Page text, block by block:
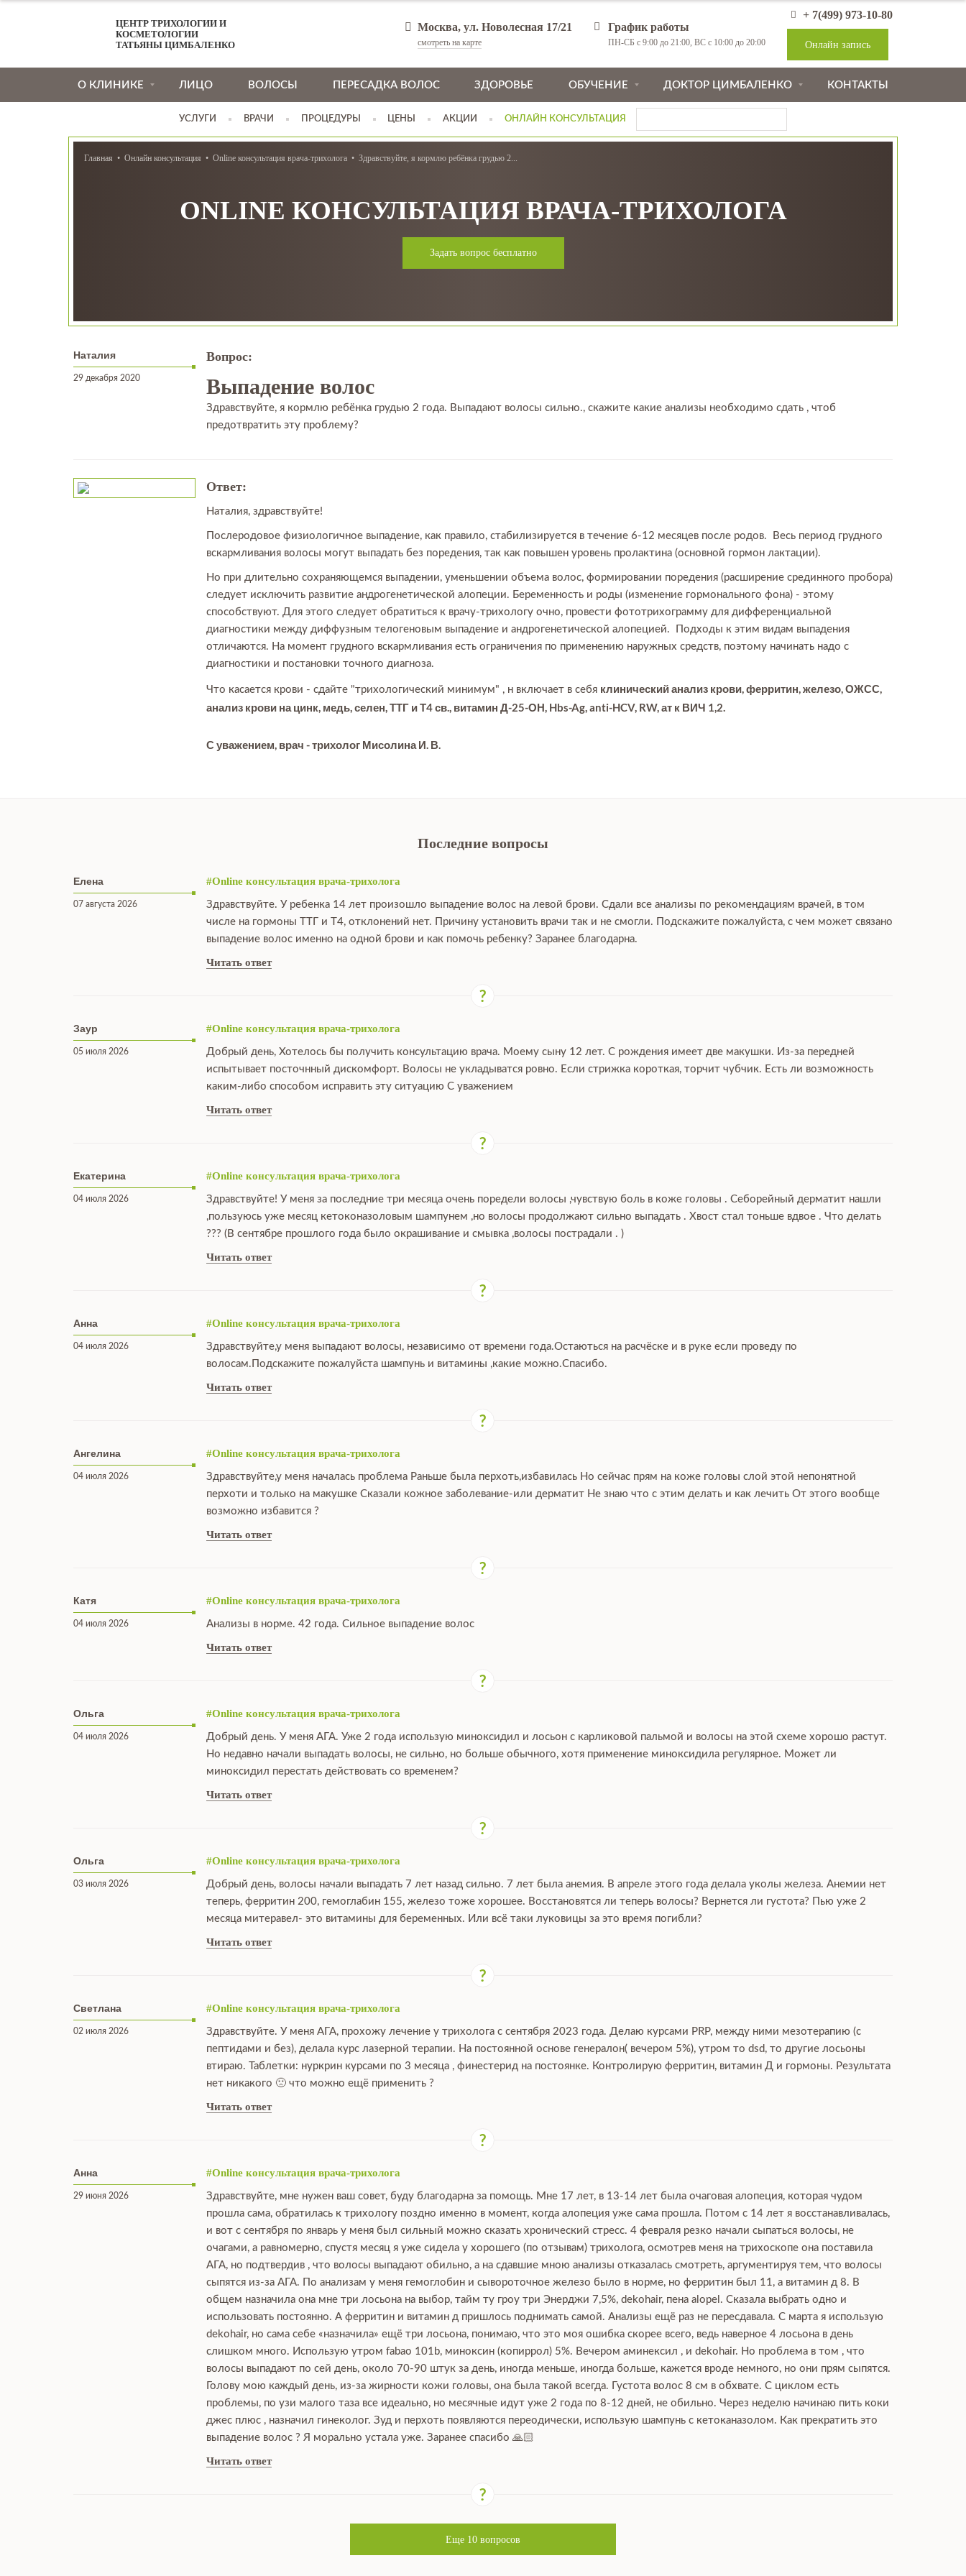
ЦЕНТР ТРИХОЛОГИИ И
КОСМЕТОЛОГИИ
ТАТЬЯНЫ ЦИМБАЛЕНКО
Москва, ул. Новолесная 17/21
смотреть на карте
График работы
ПН-СБ с 9:00 до 21:00, ВС с 10:00 до 20:00
+ 7(499) 973-10-80
Онлайн запись
О КЛИНИКЕ ЛИЦО ВОЛОСЫ ПЕРЕСАДКА ВОЛОС ЗДОРОВЬЕ ОБУЧЕНИЕ ДОКТОР ЦИМБАЛЕНКО КОНТАКТЫ
УСЛУГИ ВРАЧИ ПРОЦЕДУРЫ ЦЕНЫ АКЦИИ ОНЛАЙН КОНСУЛЬТАЦИЯ
Главная Онлайн консультация Online консультация врача-трихолога Здравствуйте, я кормлю ребёнка грудью 2...
ONLINE КОНСУЛЬТАЦИЯ ВРАЧА-ТРИХОЛОГА
Задать вопрос бесплатно
Наталия
29 декабря 2020
Вопрос:
Выпадение волос
Здравствуйте, я кормлю ребёнка грудью 2 года. Выпадают волосы сильно., скажите какие анализы необходимо сдать , чтоб
предотвратить эту проблему?
Ответ:
Наталия, здравствуйте!
Послеродовое физиологичное выпадение, как правило, стабилизируется в течение 6-12 месяцев после родов. Весь период грудного
вскармливания волосы могут выпадать без поредения, так как повышен уровень пролактина (основной гормон лактации).
Но при длительно сохраняющемся выпадении, уменьшении объема волос, формировании поредения (расширение срединного пробора)
следует исключить развитие андрогенетической алопеции. Беременность и роды (изменение гормонального фона) - этому
способствуют. Для этого следует обратиться к врачу-трихологу очно, провести фототрихограмму для дифференциальной
диагностики между диффузным телогеновым выпадение и андрогенетической алопецией. Подходы к этим видам выпадения
отличаются. На момент грудного вскармливания есть ограничения по применению наружных средств, поэтому начинать надо с
диагностики и постановки точного диагноза.
Что касается крови - сдайте "трихологический минимум" , н включает в себя клинический анализ крови, ферритин, железо, ОЖСС,
анализ крови на цинк, медь, селен, ТТГ и Т4 св., витамин Д-25-ОН, Hbs-Ag, anti-HCV, RW, ат к ВИЧ 1,2.
С уважением, врач - трихолог Мисолина И. В.
Последние вопросы
Елена
07 августа 2026
#Online консультация врача-трихолога
Здравствуйте. У ребенка 14 лет произошло выпадение волос на левой брови. Сдали все анализы по рекомендациям врачей, в том
числе на гормоны ТТГ и Т4, отклонений нет. Причину установить врачи так и не смогли. Подскажите пожалуйста, с чем может связано
выпадение волос именно на одной брови и как помочь ребенку? Заранее благодарна.
Читать ответ
Заур
05 июля 2026
#Online консультация врача-трихолога
Добрый день, Хотелось бы получить консультацию врача. Моему сыну 12 лет. С рождения имеет две макушки. Из-за передней
испытывает посточнный дискомфорт. Волосы не укладыватся ровно. Если стрижка короткая, торчит чубчик. Есть ли возможность
каким-либо способом исправить эту ситуацию С уважением
Читать ответ
Екатерина
04 июля 2026
#Online консультация врача-трихолога
Здравствуйте! У меня за последние три месяца очень поредели волосы ,чувствую боль в коже головы . Себорейный дерматит нашли
,пользуюсь уже месяц кетоконазоловым шампунем ,но волосы продолжают сильно выпадать . Хвост стал тоньше вдвое . Что делать
??? (В сентябре прошлого года было окрашивание и смывка ,волосы пострадали . )
Читать ответ
Анна
04 июля 2026
#Online консультация врача-трихолога
Здравствуйте,у меня выпадают волосы, независимо от времени года.Остаються на расчёске и в руке если проведу по
волосам.Подскажите пожалуйста шампунь и витамины ,какие можно.Спасибо.
Читать ответ
Ангелина
04 июля 2026
#Online консультация врача-трихолога
Здравствуйте,у меня началась проблема Раньше была перхоть,избавилась Но сейчас прям на коже головы слой этой непонятной
перхоти и только на макушке Сказали кожное заболевание-или дерматит Не знаю что с этим делать и как лечить От этого вообще
возможно избавится ?
Читать ответ
Катя
04 июля 2026
#Online консультация врача-трихолога
Анализы в норме. 42 года. Сильное выпадение волос
Читать ответ
Ольга
04 июля 2026
#Online консультация врача-трихолога
Добрый день. У меня АГА. Уже 2 года использую миноксидил и лосьон с карликовой пальмой и волосы на этой схеме хорошо растут.
Но недавно начали выпадать волосы, не сильно, но больше обычного, хотя применение миноксидила регулярное. Может ли
миноксидил перестать действовать со временем?
Читать ответ
Ольга
03 июля 2026
#Online консультация врача-трихолога
Добрый день, волосы начали выпадать 7 лет назад сильно. 7 лет была анемия. В апреле этого года делала уколы железа. Анемии нет
теперь, ферритин 200, гемоглабин 155, железо тоже хорошее. Восстановятся ли теперь волосы? Вернется ли густота? Пью уже 2
месяца митеравел- это витамины для беременных. Или всё таки луковицы за это время погибли?
Читать ответ
Светлана
02 июля 2026
#Online консультация врача-трихолога
Здравствуйте. У меня АГА, прохожу лечение у трихолога с сентября 2023 года. Делаю курсами PRP, между ними мезотерапию (с
пептидами и без), делала курс лазерной терапии. На постоянной основе генералон( вечером 5%), утром то dsd, то другие лосьоны
втираю. Таблетки: нуркрин курсами по 3 месяца , финестерид на постоянке. Контролирую ферритин, витамин Д и гормоны. Результата
нет никакого 🙁 что можно ещё применить ?
Читать ответ
Анна
29 июня 2026
#Online консультация врача-трихолога
Здравствуйте, мне нужен ваш совет, буду благодарна за помощь. Мне 17 лет, в 13-14 лет была очаговая алопеция, которая чудом
прошла сама, обратилась к трихологу поздно именно в момент, когда алопеция уже сама прошла. Потом с 14 лет я восстанавливалась,
и вот с сентября по январь у меня был сильный можно сказать хронический стресс. 4 февраля резко начали сыпаться волосы, не
очагами, а равномерно, спустя месяц я уже сидела у хорошего (по отзывам) трихолога, осмотрев меня на трихоскопе она поставила
АГА, но подтвердив , что волосы выпадают обильно, а на сдавшие мною анализы отказалась смотреть, аргументируя тем, что волосы
сыпятся из-за АГА. По анализам у меня гемоглобин и сывороточное железо было в норме, но ферритин был 11, а витамин д 8. В
общем назначила она мне три лосьона на выбор, тайм ту гроу три Энерджи 7,5%, dekohair, пена alopel. Сказала выбрать одно и
использовать постоянно. А ферритин и витамин д пришлось поднимать самой. Анализы ещё раз не пересдавала. С марта я использую
dekohair, но сама себе «назначила» ещё три лосьона, понимаю, что это моя ошибка скорее всего, ведь наверное 4 лосьона в день
слишком много. Использую утром fabao 101b, миноксин (копиррол) 5%. Вечером аминексил , и dekohair. Но проблема в том , что
волосы выпадают по сей день, около 70-90 штук за день, иногда меньше, иногда больше, кажется вроде немного, но они прям сыпятся.
Голову мою каждый день, из-за жирности кожи головы, она была такой всегда. Густота волос 8 см в обхвате. С циклом есть
проблемы, по узи малого таза все идеально, но месячные идут уже 2 года по 8-12 дней, не обильно. Через неделю начинаю пить коки
джес плюс , назначил гинеколог. Зуд и перхоть появляются переодически, использую шампунь с кетоканазолом. Как прекратить это
выпадение волос ? Я морально устала уже. Заранее спасибо 🙏🏻
Читать ответ
Еще 10 вопросов